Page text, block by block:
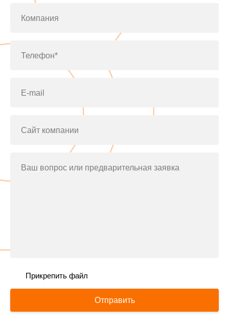
Компания
Телефон*
E-mail
Сайт компании
Ваш вопрос или предварительная заявка
Прикрепить файл
Отправить